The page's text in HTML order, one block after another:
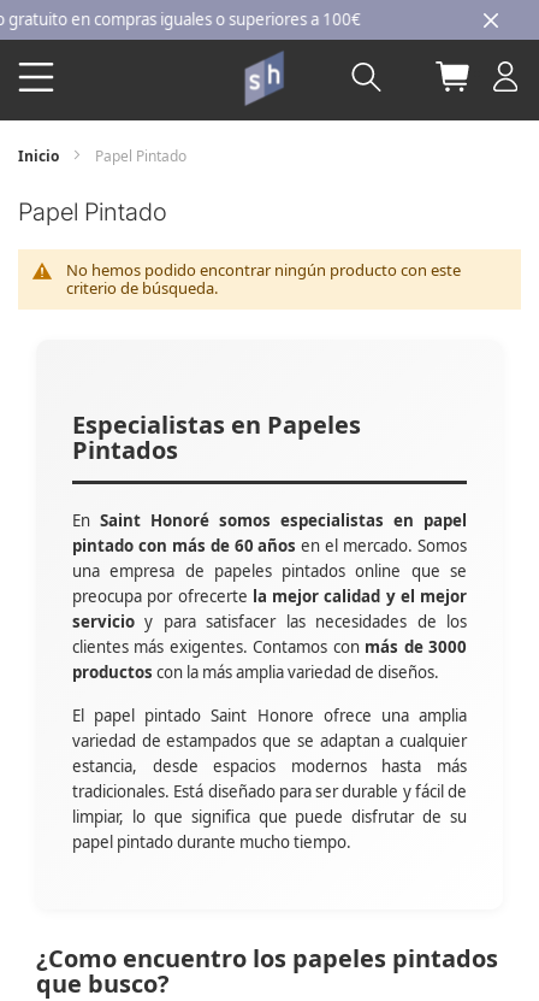
Ir
al
contenido
en compras iguales o superiores a 100€
Buscar Mi
Inicio Papel Pintado
Papel Pintado
No hemos podido encontrar ningún producto con este
criterio de búsqueda.
Especialistas en Papeles
Pintados
En Saint Honoré somos especialistas en papel
pintado con más de 60 años en el mercado. Somos
una empresa de papeles pintados online que se
preocupa por ofrecerte la mejor calidad y el mejor
servicio y para satisfacer las necesidades de los
clientes más exigentes. Contamos con más de 3000
productos con la más amplia variedad de diseños.
El papel pintado Saint Honore ofrece una amplia
variedad de estampados que se adaptan a cualquier
estancia, desde espacios modernos hasta más
tradicionales. Está diseñado para ser durable y fácil de
limpiar, lo que significa que puede disfrutar de su
papel pintado durante mucho tiempo.
¿Como encuentro los papeles pintados
que busco?